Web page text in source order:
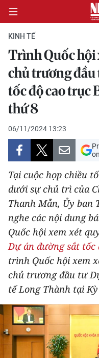
CHÍNH TRỊ
KINH TẾ
XÃ HỘI
DU LỊCH
THẾ GIỚI
THỂ THAO
GIÁO DỤC
Y TẾ
KHOA HỌC - CÔNG
MÔI TRƯỜNG
KINH TẾ
Trình Quốc
chủ trương đầu
tốc độ cao trục
thứ 8
06/11/2024 13:23
Tại cuộc họp chiều
dưới sự chủ trì của
Thanh Mẫn, Ủy ban
nghe các nội dung
Quốc hội xem xét
Dự án đường sắt tốc
trình Quốc hội xem
chủ trương đầu tư
tế Long Thành tại